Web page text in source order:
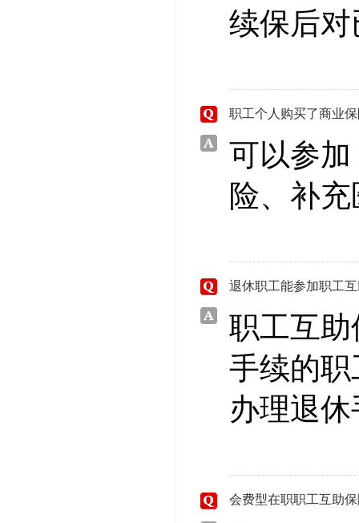
续保后
职工个人购买了商业
可以参
险、补
退休职工能参加职工
职工互
手续的
办理退
会费型在职职工互助